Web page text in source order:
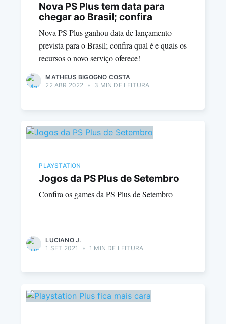
Nova PS Plus tem data para
chegar ao Brasil; confira
Nova PS Plus ganhou data de lançamento
prevista para o Brasil; confira qual é e quais os
recursos o novo serviço oferece!
MATHEUS BIGOGNO COSTA
22 ABR 2022
• 3 MIN DE LEITURA
PLAYSTATION
Jogos da PS Plus de Setembro
Confira os games da PS Plus de Setembro
LUCIANO J.
1 SET 2021
• 1 MIN DE LEITURA